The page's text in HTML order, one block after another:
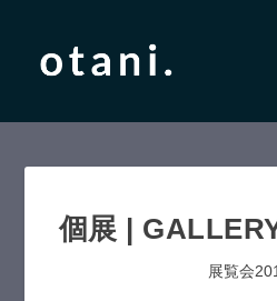
個展 |
展覧会